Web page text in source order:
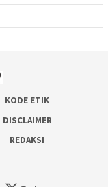
KODE ETIK
DISCLAIMER
REDAKSI